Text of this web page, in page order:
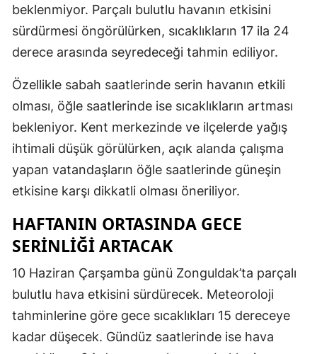
beklenmiyor. Parçalı bulutlu havanın etkisini
sürdürmesi öngörülürken, sıcaklıkların 17 ila 24
derece arasında seyredeceği tahmin ediliyor.
Özellikle sabah saatlerinde serin havanın etkili
olması, öğle saatlerinde ise sıcaklıkların artması
bekleniyor. Kent merkezinde ve ilçelerde yağış
ihtimali düşük görülürken, açık alanda çalışma
yapan vatandaşların öğle saatlerinde güneşin
etkisine karşı dikkatli olması öneriliyor.
HAFTANIN ORTASINDA GECE
SERİNLİĞİ ARTACAK
10 Haziran Çarşamba günü Zonguldak’ta parçalı
bulutlu hava etkisini sürdürecek. Meteoroloji
tahminlerine göre gece sıcaklıkları 15 dereceye
kadar düşecek. Gündüz saatlerinde ise hava